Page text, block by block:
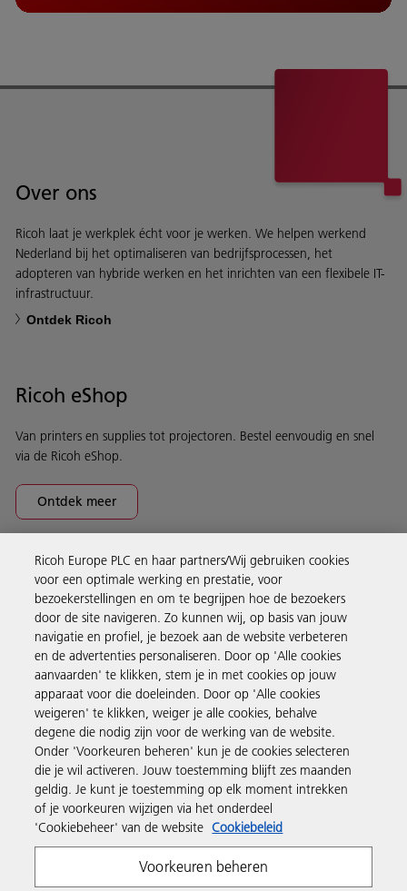
Over ons
Ricoh laat je werkplek écht voor je werken. We helpen werkend
Nederland bij het optimaliseren van bedrijfsprocessen, het
adopteren van hybride werken en het inrichten van een flexibele IT-
infrastructuur.
Ontdek Ricoh
Ricoh eShop
Van printers en supplies tot projectoren. Bestel eenvoudig en snel
via de Ricoh eShop.
Ontdek meer
Business Solutions
Producten en services
Support en contact
Inspiratie
Volg Ricoh
Ricoh Europe PLC en haar partners/Wij gebruiken cookies
voor een optimale werking en prestatie, voor
bezoekerstellingen en om te begrijpen hoe de bezoekers
door de site navigeren. Zo kunnen wij, op basis van jouw
navigatie en profiel, je bezoek aan de website verbeteren
en de advertenties personaliseren. Door op 'Alle cookies
aanvaarden' te klikken, stem je in met cookies op jouw
apparaat voor die doeleinden. Door op 'Alle cookies
weigeren' te klikken, weiger je alle cookies, behalve
degene die nodig zijn voor de werking van de website.
Onder 'Voorkeuren beheren' kun je de cookies selecteren
die je wil activeren. Jouw toestemming blijft zes maanden
geldig. Je kunt je toestemming op elk moment intrekken
of je voorkeuren wijzigen via het onderdeel
'Cookiebeheer' van de website Cookiebeleid
Voorkeuren beheren